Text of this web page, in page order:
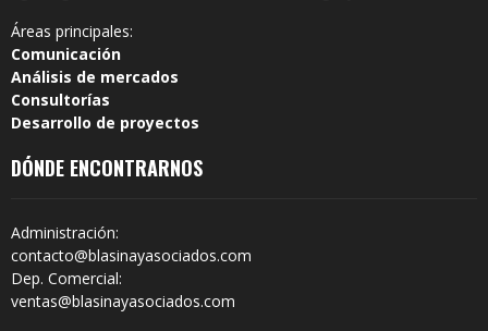
Áreas principales:
Comunicación
Análisis de mercados
Consultorías
Desarrollo de proyectos
DÓNDE ENCONTRARNOS
Administración:
contacto@blasinayasociados.com
Dep. Comercial:
ventas@blasinayasociados.com